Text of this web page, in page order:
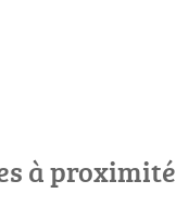
à proximité